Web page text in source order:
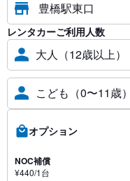
レンタカーご利用人数
大人（12歳以上）
こども（0〜11歳）
オプション
NOC補償
¥440/1台